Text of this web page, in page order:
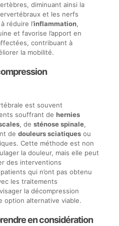
diminuant ainsi la
et les nerfs
réduire l’inflammation,
et favorise l’apport en
contribuant à
la mobilité.
est souvent
souffrant de hernies
, de sténose spinale,
de douleurs sciatiquesou
Cette méthode est non
la douleur, mais elle peut
des interventions
qui n’ont pas obtenu
les traitements
la décompression
option alternative viable.
en considération